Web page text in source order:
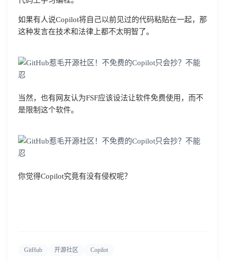
如果有人说Copilot将自己以前见过的代码粘贴在一起，那
这种发言在技术和法律上都不太明智了。
当然，也有网友认为FSF应该设法让软件免费使用，而不
是限制这个软件。
你觉得Copilot究竟有没有侵权呢？
GitHub 开源社区 Copilot